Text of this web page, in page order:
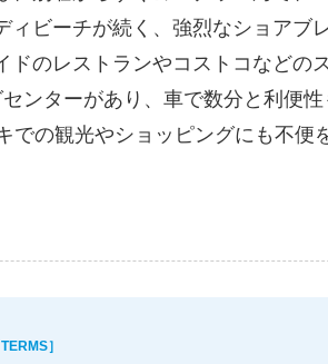
ィビーチが続く、強烈なショア
ドのレストランやコストコなど
ンターがあり、車で数分と利便
での観光やショッピングにも不便
］